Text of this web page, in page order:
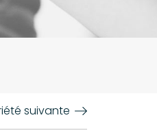
suivante